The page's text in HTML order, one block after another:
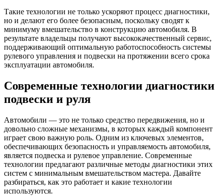
Такие технологии не только ускоряют процесс диагностики,
но и делают его более безопасным, поскольку сводят к
минимуму вмешательство в конструкцию автомобиля. В
результате владельцы получают высококачественный сервис,
поддерживающий оптимальную работоспособность системы
рулевого управления и подвески на протяжении всего срока
эксплуатации автомобиля.
Современные технологии диагностики
подвески и руля
Автомобили — это не только средство передвижения, но и
довольно сложные механизмы, в которых каждый компонент
играет свою важную роль. Одним из ключевых элементов,
обеспечивающих безопасность и управляемость автомобиля,
является подвеска и рулевое управление. Современные
технологии предлагают различные методы диагностики этих
систем с минимальным вмешательством мастера. Давайте
разбираться, как это работает и какие технологии
используются.